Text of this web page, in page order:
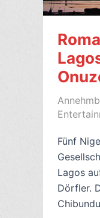
Fünf
Lagos
Dörfler.